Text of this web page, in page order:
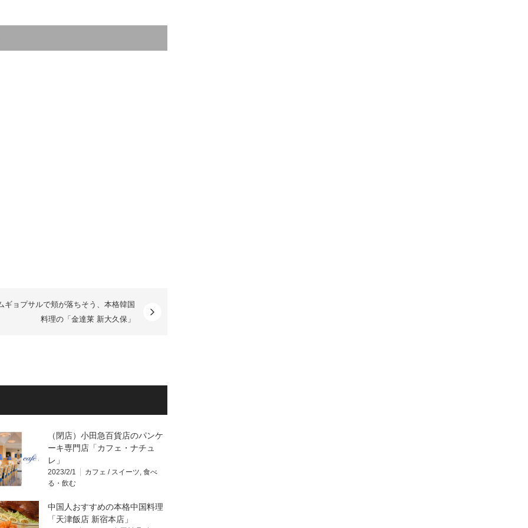
ギョプサルで頬が落ちそう、本格韓国
料理の「金達莱 新大久保」
（閉店）小田急百貨店のパンケ
ーキ専門店「カフェ・ナチュ
レ」
2023/2/1 カフェ / スイーツ 食べ
る・飲む
中国人おすすめの本格中国料理
「天津飯店 新宿本店」